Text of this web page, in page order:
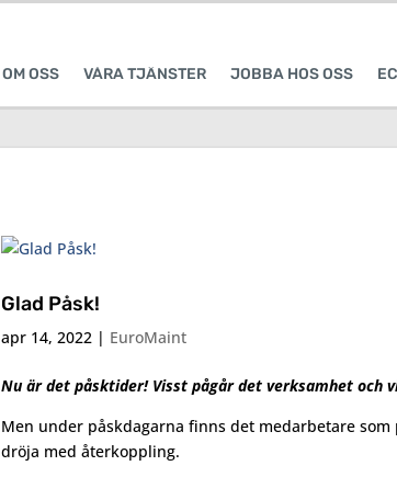
OM OSS VÅRA TJÄNSTER JOBBA HOS OSS
Glad Påsk!
apr 14, 2022| EuroMaint
Nu är det påsktider! Visst pågår det verksamhet och
Men under påskdagarna finns det medarbetare
dröja med återkoppling.